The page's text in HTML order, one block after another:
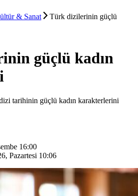
& Sanat
Türk dizilerinin güçlü
güçlü kadın
tarihinin güçlü kadın karakterlerini
16:00
Pazartesi 10:06